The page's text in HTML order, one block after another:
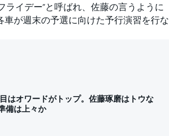
イデー”と呼ばれ、佐藤の言うように
が週末の予選に向けた予行演習を行な
はオワードがトップ。佐藤琢磨はトウな
備は上々か